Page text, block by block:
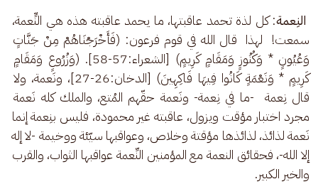
النِعمة: كل لذة تحمد عاقبتها، ما يحمد عاقبته هذه هي النٍّعمة،
سمعت!  لهذا  قال الله في قوم فرعون: (فَأَخْرَجْنَاهُمْ مِنْ جَنَّاتٍ
وَعُيُونٍ * وَكُنُوزٍ وَمَقَامٍ كَرِيمٍ) [الشعراء:57-58]. (وَزُرُوعٍ وَمَقَامٍ
كَرِيمٍ * وَنَعْمَةٍ كَانُوا فِيهَا فَاكِهِينَ) [الدخان:26-27]، ونَعمة، ولا
قال نِعمة  -ما في نِعمة- ونَعمة حقّهم المُتع، والملك كله نَعمة
مجرد اختبار مؤقت ويزول، عاقبته غير محمودة، فليس بنِعمة إنما
نَعمة لذائذ، لذائذها مؤقتة وخلاص، وعواقبها سيّئة ووخيمة -لا إله
إلا الله-، فحقائق النعمة مع المؤمنين النِّعمة عواقبها الثواب، والقرب
والخير الكبير.